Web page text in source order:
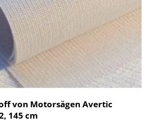
von Motorsägen Avertic
145 cm